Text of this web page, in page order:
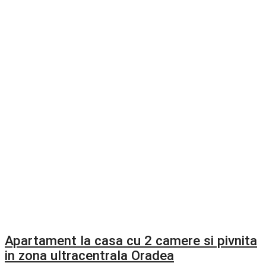
Apartament la casa cu 2 camere si pivnita
in zona ultracentrala Oradea